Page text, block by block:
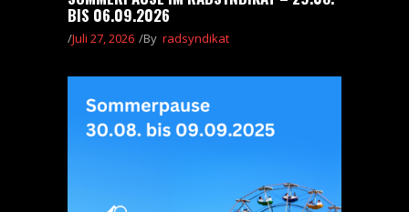
BIS 06.09.2026
Juli 27, 2026 By radsyndikat